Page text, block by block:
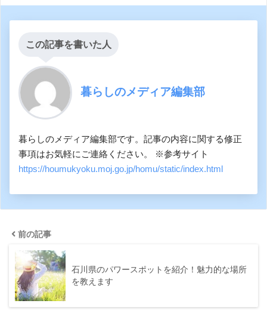
この記事を書いた人
暮らしのメディア編集部
暮らしのメディア編集部です。記事の内容に関する修正
事項はお気軽にご連絡ください。 ※参考サイト
https://houmukyoku.moj.go.jp/homu/static/index.html
前の記事
石川県のパワースポットを紹介！魅力的な場所
を教えます